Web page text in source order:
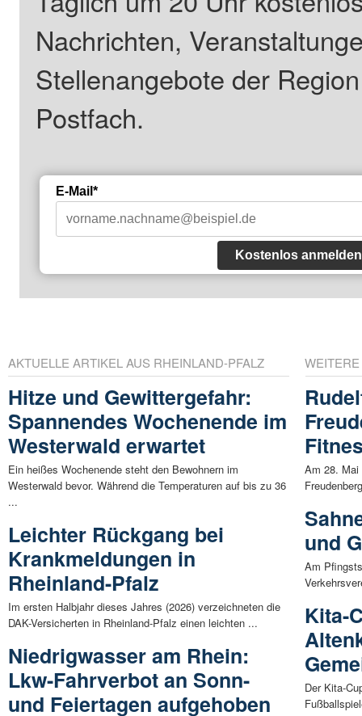
Nachrichten,
Stellenangebote der
Postfach.
E-Mail*
Kostenlos anmelden
AKTUELLE ARTIKEL AUS RHEINLAND-PFALZ
Hitze und Gewittergefahr:
Spannendes Wochenende im
Westerwald erwartet
Ein heißes Wochenende steht den Bewohnern im
Westerwald bevor. Während die Temperaturen auf bis zu 36
...
Leichter Rückgang bei
Krankmeldungen in
Rheinland-Pfalz
Im ersten Halbjahr dieses Jahres (2026) verzeichneten die
DAK-Versicherten in Rheinland-Pfalz einen leichten ...
Niedrigwasser am Rhein:
Lkw-Fahrverbot an Sonn-
und Feiertagen aufgehoben
Am 28. Mai
und
Am
Kita-
Der Kita-